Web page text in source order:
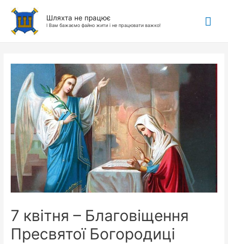
Шляхта не працює
І Вам бажаємо файно жити і не працювати важко!
7 квітня – Благовіщення
Пресвятої Богородиці